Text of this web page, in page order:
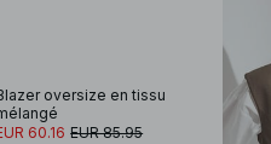
oversize en tissu
60.16 EUR 85.95